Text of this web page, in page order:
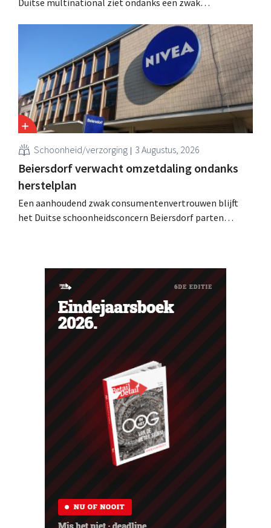
Duitse multinational ziet ondanks een zwak
haarverzorging en wasmiddelen en voert de
overnameactiviteiten op.
Schoonheid/verzorging 3 Augustus, 2026
Beiersdorf verwacht omzetdaling ondanks
herstelplan
Een aanhoudend zwak consumentenvertrouwen blijft
het Duitse schoonheidsconcern Beiersdorf parten